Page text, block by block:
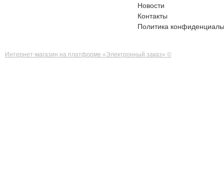
Новости
Контакты
Политика
Интернет-магазин на платформе «Электронный заказ» ©